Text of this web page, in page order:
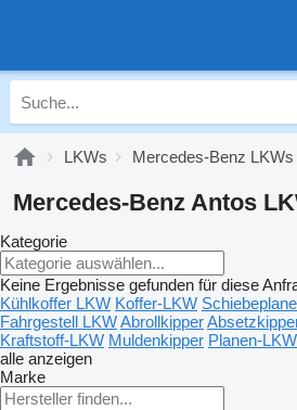
LKWs Mercedes-Benz LKWs
Mercedes-Benz Antos
Kategorie
Keine Ergebnisse gefunden für diese
Kühlkoffer LKW Koffer-LKW
Fahrgestell LKWAbrollkipper
Kraftstoff-LKW Muldenkipper Planen-LKW
alle anzeigen
Marke